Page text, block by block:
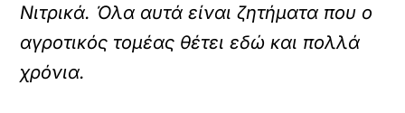
Νιτρικά. Όλα αυτά είναι ζητήματα που ο
αγροτικός τομέας θέτει εδώ και πολλά
χρόνια.